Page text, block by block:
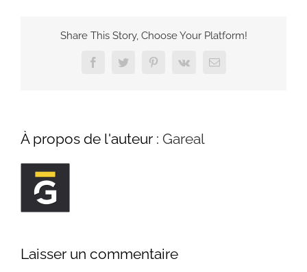
Share This Story, Choose Your Platform!
FacebookTwitterPinterest
Vk Email
À propos de l'auteur : Gareal
Laisser un commentaire